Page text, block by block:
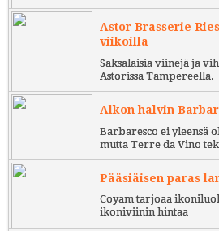
Astor Brasserie
viikoilla
Saksalaisia viinejä ja
Astorissa Tampereella.
Alkon halvin
Barbaresco ei yleensä
mutta Terre da Vino
Pääsiäisen paras
Coyam tarjoaa
ikoniviinin hintaa